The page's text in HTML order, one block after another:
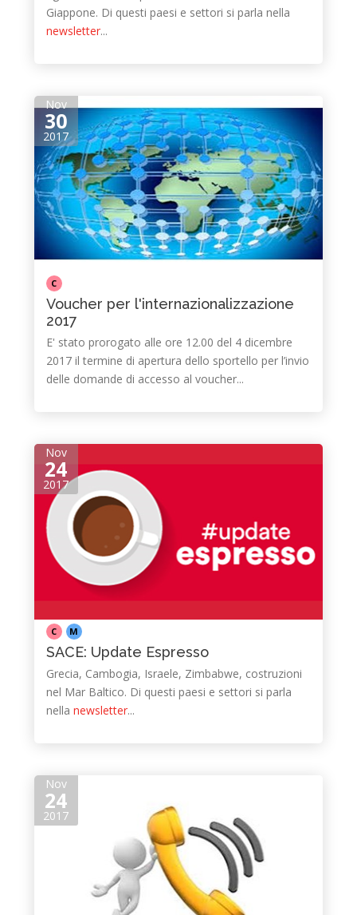
Giappone. Di questi paesi e settori si parla nella
newsletter...
Nov
30
2017
C
Voucher per l'internazionalizzazione
2017
E' stato prorogato alle ore 12.00 del 4 dicembre
2017 il termine di apertura dello sportello per l’invio
delle domande di accesso al voucher...
Nov
24
2017
C M
SACE: Update Espresso
Grecia, Cambogia, Israele, Zimbabwe, costruzioni
nel Mar Baltico. Di questi paesi e settori si parla
nella newsletter...
Nov
24
2017